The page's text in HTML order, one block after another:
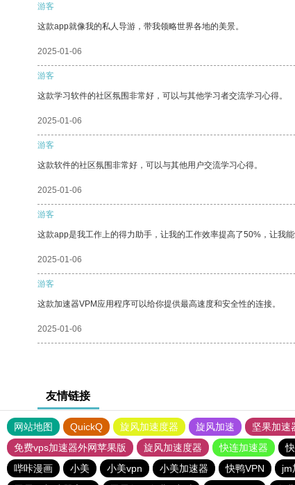
游客
这款app就像我的私人导游，带我领略世界各地的美景。
2025-01-06
游客
这款学习软件的社区氛围非常好，可以与其他学习者交流学习心得。
2025-01-06
游客
这款软件的社区氛围非常好，可以与其他用户交流学习心得。
2025-01-06
游客
这款app是我工作上的得力助手，让我的工作效率提高了50%，让我能
2025-01-06
游客
这款加速器VPM应用程序可以给你提供最高速度和安全性的连接。
2025-01-06
友情链接
网站地图 QuickQ 旋风加速度器 旋风加速 坚果加速
免费vps加速器外网苹果版
旋风加速度器 快连加速器
哔咔漫画
小美 小美vpn 小美加速器 快鸭VPN jm